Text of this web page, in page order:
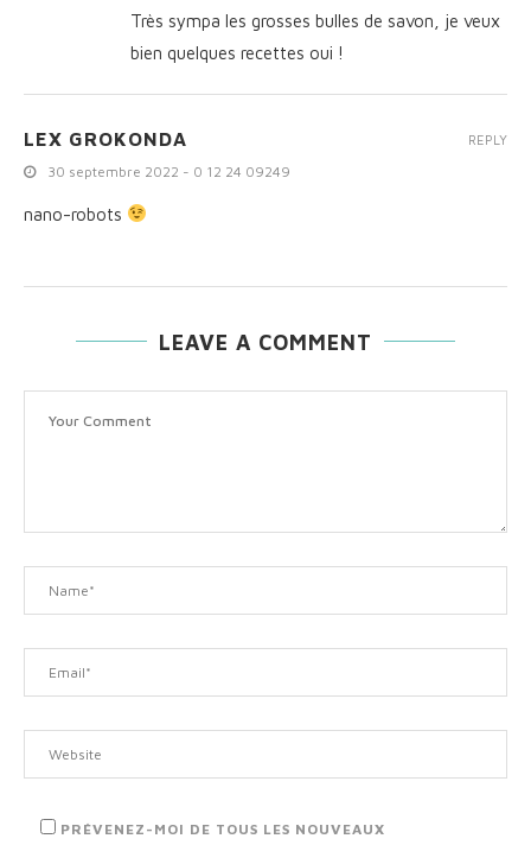
Très sympa les grosses bulles de savon, je veux
bien quelques recettes oui !
LEX GROKONDA
30 septembre 2022 - 0 12 24 09249
nano-robots
REPLY
LEAVE A COMMENT
PRÉVENEZ-MOI DE TOUS LES NOUVEAUX